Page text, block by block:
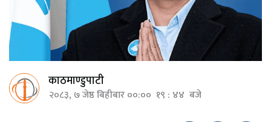
काठमाण्डुपाटी
२०८३, ७ जेष्ठ बिहीबार ००:०० १९ : ४४ बजे